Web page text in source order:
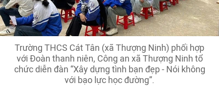
Trường THCS Cát Tân (xã Thượng Ninh) phối hợp
với Đoàn thanh niên, Công an xã Thượng Ninh tổ
chức diễn đàn “Xây dựng tình bạn đẹp - Nói không
với bạo lực học đường”.